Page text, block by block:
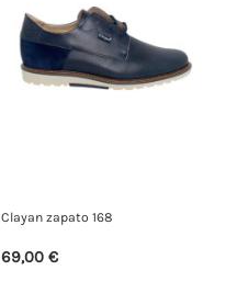
Clayan zapato 168
69,00 €